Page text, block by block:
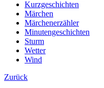
Kurzgeschichten
Märchen
Märchenerzähler
Minutengeschichten
Sturm
Wetter
Wind
Zurück